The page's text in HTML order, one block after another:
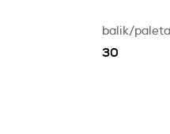
balik/paleta
30